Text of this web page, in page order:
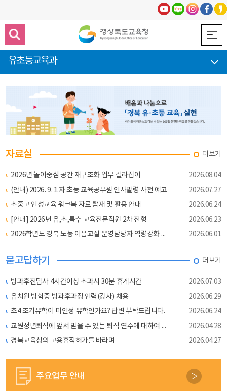
유초등교육과
자료실
2026년 놀이중심 공간 재구조화 업무 길라잡이
2026.08.04
(안내) 2026. 9. 1.자 초등 교육공무원 인사발령 사전 예고
2026.07.27
초중고 인성교육 워크북 자료 탑재 및 활용 안내
2026.06.24
[안내] 2026년 유,초,특수 교육전문직원 2차 전형
2026.06.23
2026학년도 경북 도농 이음교실 운영담당자 역량강화 연수 교재
2026.06.01
더보기
묻고답하기
방과후전담사 4시간이상 초과시 30분 휴게시간
2026.07.03
유치원 방학중 방과후과정 인력(강사) 채용
2026.06.29
초4 조기유학이 미인정 유학인가요? 답변 부탁드립니다.
2026.06.24
교원정년퇴직에 앞서 받을 수 있는 퇴직 연수에 대하여 문의합니다.
2026.04.28
경북교육청의 고용휴직허가를 바라며
2026.04.27
더보기
주요업무 안내